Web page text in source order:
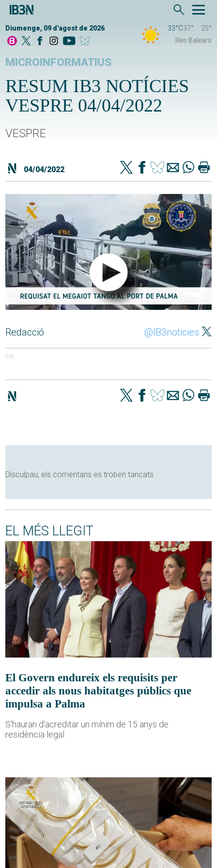
Diumenge, 09 d'agost de 2026 33°C37°
25°
Illes Balears
MICROINFORMATIUS
RESUM IB3 NOTÍCIES
VESPRE 04/04/2022
VESPRE
04/04/2022
Redacció @IB3noticies
242
Disculpau, els comentaris es troben tancats
EL MÉS LLEGIT
El Govern endureix els requisits per
accedir als nous habitatges públics que
impulsa a Palma
S'hauran d'acreditar un mínim de 15 anys de
residència legal